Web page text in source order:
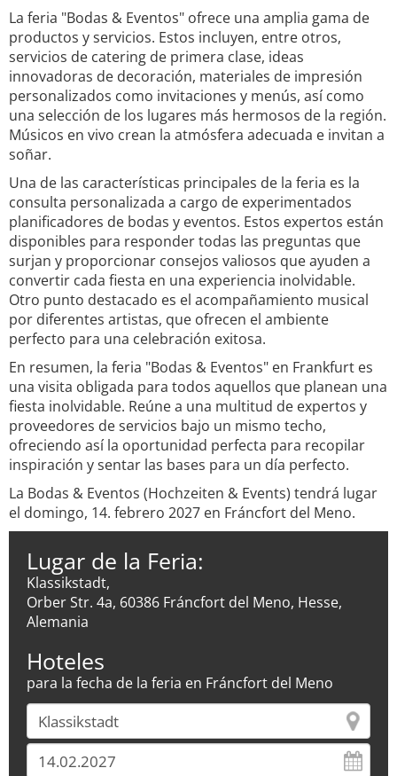
La feria "Bodas & Eventos" ofrece una amplia gama de
productos y servicios. Estos incluyen, entre otros,
servicios de catering de primera clase, ideas
innovadoras de decoración, materiales de impresión
personalizados como invitaciones y menús, así como
una selección de los lugares más hermosos de la región.
Músicos en vivo crean la atmósfera adecuada e invitan a
soñar.
Una de las características principales de la feria es la
consulta personalizada a cargo de experimentados
planificadores de bodas y eventos. Estos expertos están
disponibles para responder todas las preguntas que
surjan y proporcionar consejos valiosos que ayuden a
convertir cada fiesta en una experiencia inolvidable.
Otro punto destacado es el acompañamiento musical
por diferentes artistas, que ofrecen el ambiente
perfecto para una celebración exitosa.
En resumen, la feria "Bodas & Eventos" en Frankfurt es
una visita obligada para todos aquellos que planean una
fiesta inolvidable. Reúne a una multitud de expertos y
proveedores de servicios bajo un mismo techo,
ofreciendo así la oportunidad perfecta para recopilar
inspiración y sentar las bases para un día perfecto.
La Bodas & Eventos (Hochzeiten & Events) tendrá lugar
el domingo, 14. febrero 2027 en Fráncfort del Meno.
Lugar de la Feria:
Klassikstadt,
Orber Str. 4a, 60386 Fráncfort del Meno, Hesse,
Alemania
Hoteles
para la fecha de la feria en Fráncfort del Meno